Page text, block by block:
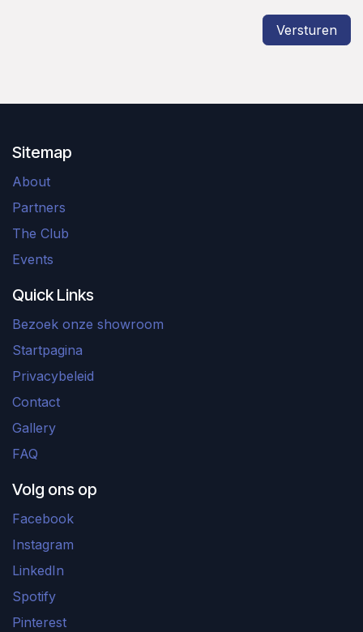
Versturen
Sitemap
About
Partners
The Club
Events
Quick Links
Bezoek onze showroom
Startpagina
Privacybeleid
Contact
Gallery
FAQ
Volg ons op
Facebook
Instagram
LinkedIn
Spotify
Pinterest